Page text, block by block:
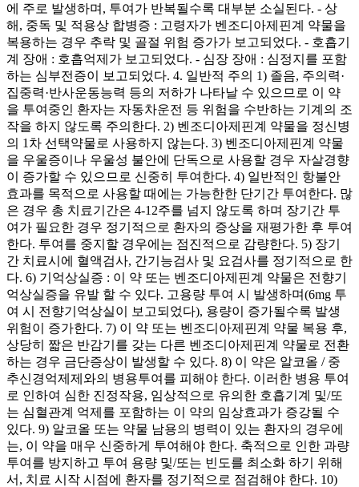
에 주로 발생하며, 투여가 반복될수록 대부분 소실된다. - 상
해, 중독 및 적용상 합병증 : 고령자가 벤조디아제핀계 약물을
복용하는 경우 추락 및 골절 위험 증가가 보고되었다. - 호흡기
계 장애 : 호흡억제가 보고되었다. - 심장 장애 : 심정지를 포함
하는 심부전증이 보고되었다. 4. 일반적 주의 1) 졸음, 주의력·
집중력·반사운동능력 등의 저하가 나타날 수 있으므로 이 약
을 투여중인 환자는 자동차운전 등 위험을 수반하는 기계의 조
작을 하지 않도록 주의한다. 2) 벤조디아제핀계 약물을 정신병
의 1차 선택약물로 사용하지 않는다. 3) 벤조디아제핀계 약물
을 우울증이나 우울성 불안에 단독으로 사용할 경우 자살경향
이 증가할 수 있으므로 신중히 투여한다. 4) 일반적인 항불안
효과를 목적으로 사용할 때에는 가능한한 단기간 투여한다. 많
은 경우 총 치료기간은 4-12주를 넘지 않도록 하며 장기간 투
여가 필요한 경우 정기적으로 환자의 증상을 재평가한 후 투여
한다. 투여를 중지할 경우에는 점진적으로 감량한다. 5) 장기
간 치료시에 혈액검사, 간기능검사 및 요검사를 정기적으로 한
다. 6) 기억상실증 : 이 약 또는 벤조디아제핀계 약물은 전향기
억상실증을 유발 할 수 있다. 고용량 투여 시 발생하며(6mg 투
여 시 전향기억상실이 보고되었다), 용량이 증가될수록 발생
위험이 증가한다. 7) 이 약 또는 벤조디아제핀계 약물 복용 후,
상당히 짧은 반감기를 갖는 다른 벤조디아제핀계 약물로 전환
하는 경우 금단증상이 발생할 수 있다. 8) 이 약은 알코올 / 중
추신경억제제와의 병용투여를 피해야 한다. 이러한 병용 투여
로 인하여 심한 진정작용, 임상적으로 유의한 호흡기계 및/또
는 심혈관계 억제를 포함하는 이 약의 임상효과가 증강될 수
있다. 9) 알코올 또는 약물 남용의 병력이 있는 환자의 경우에
는, 이 약을 매우 신중하게 투여해야 한다. 축적으로 인한 과량
투여를 방지하고 투여 용량 및/또는 빈도를 최소화 하기 위해
서, 치료 시작 시점에 환자를 정기적으로 점검해야 한다. 10)